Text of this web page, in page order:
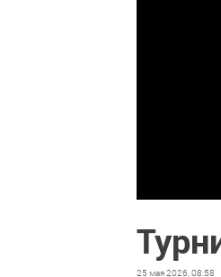
25 мая 2026, 08:58